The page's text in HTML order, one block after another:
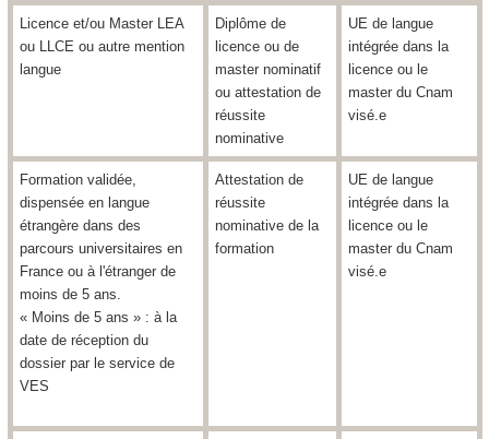
Licence et/ou Master LEA
ou LLCE ou autre mention
langue
Diplôme de
licence ou de
master nominatif
ou attestation de
réussite
nominative
UE de langue
intégrée dans la
licence ou le
master du Cnam
visé.e
Formation validée,
dispensée en langue
étrangère dans des
parcours universitaires en
France ou à l'étranger de
moins de 5 ans.
« Moins de 5 ans » : à la
date de réception du
dossier par le service de
VES
Attestation de
réussite
nominative de la
formation
UE de langue
intégrée dans la
licence ou le
master du Cnam
visé.e